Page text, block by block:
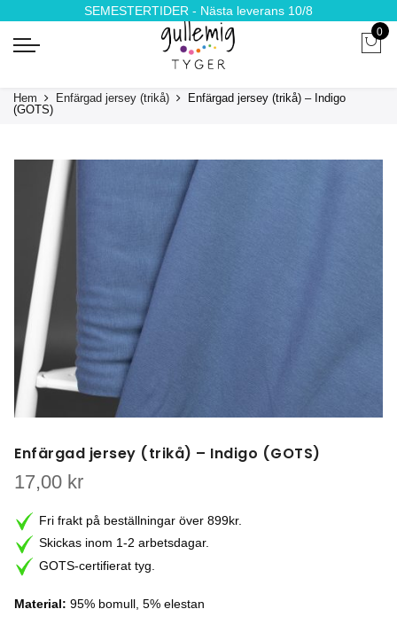
SEMESTERTIDER - Nästa leverans 10/8
0
Hem Enfärgad jersey (trikå)
Enfärgad jersey (trikå) – Indigo
(GOTS)
Enfärgad jersey (trikå) – Indigo (GOTS)
17,00 kr
Fri frakt på beställningar över 899kr.
Skickas inom 1-2 arbetsdagar.
GOTS-certifierat tyg.
Material: 95% bomull, 5% elestan